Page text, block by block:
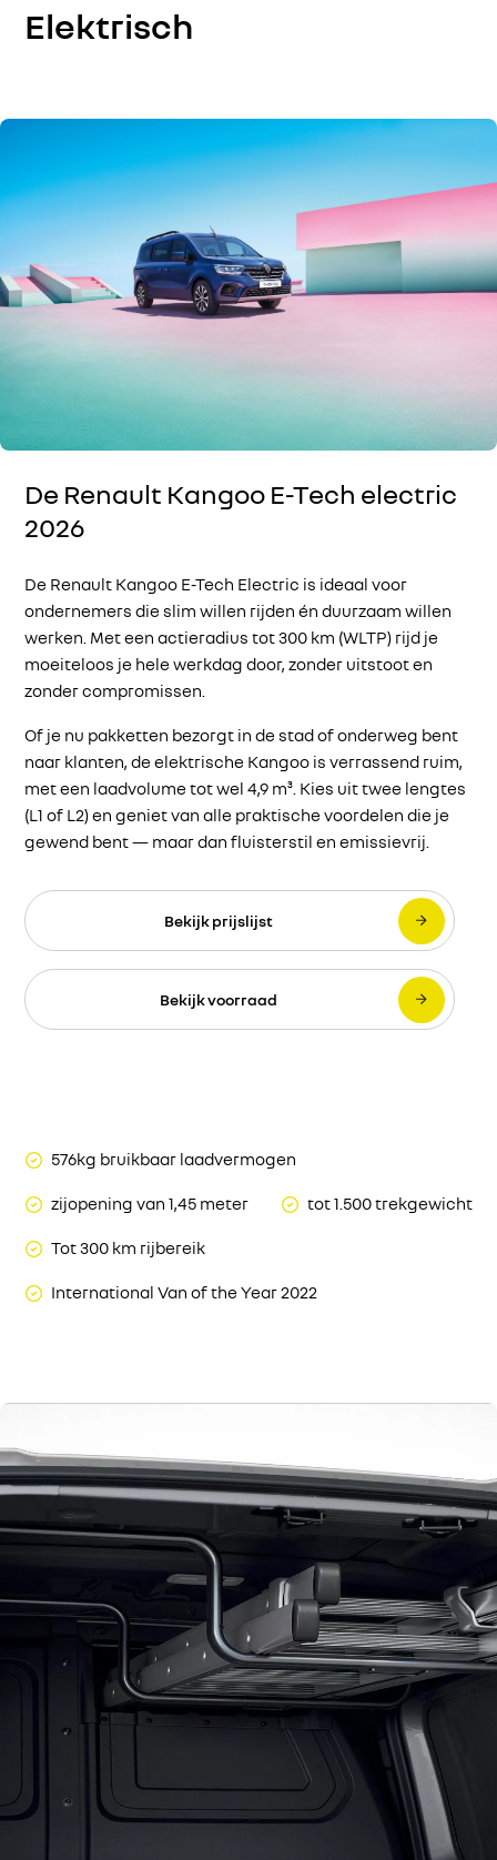
Elektrisch
De Renault Kangoo E-Tech electric
2026
De Renault Kangoo E-Tech Electric is ideaal voor
ondernemers die slim willen rijden én duurzaam willen
werken. Met een actieradius tot 300 km (WLTP) rijd je
moeiteloos je hele werkdag door, zonder uitstoot en
zonder compromissen.
Of je nu pakketten bezorgt in de stad of onderweg bent
naar klanten, de elektrische Kangoo is verrassend ruim,
met een laadvolume tot wel 4,9 m³. Kies uit twee lengtes
(L1 of L2) en geniet van alle praktische voordelen die je
gewend bent — maar dan fluisterstil en emissievrij.
Bekijk prijslijst
Bekijk voorraad
576kg bruikbaar laadvermogen
zijopening van 1,45 meter tot 1.500 trekgewicht
Tot 300 km rijbereik
International Van of the Year 2022